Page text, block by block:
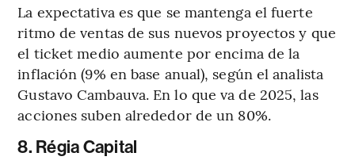
La expectativa es que se mantenga el fuerte
ritmo de ventas de sus nuevos proyectos y que
el ticket medio aumente por encima de la
inflación (9% en base anual), según el analista
Gustavo Cambauva. En lo que va de 2025, las
acciones suben alrededor de un 80%.
8. Régia Capital